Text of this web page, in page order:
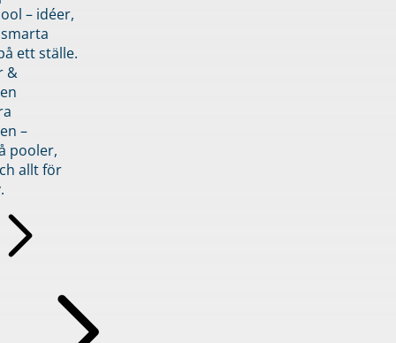
– idéer,
ett ställe.
&
–
pooler,
allt för